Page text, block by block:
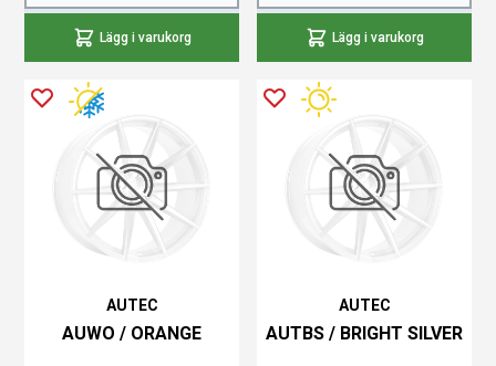
Lägg i varukorg Lägg i varukorg
AUTEC
AUWO / ORANGE
AUTEC
AUTBS / BRIGHT SILVER